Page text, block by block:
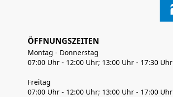
ÖFFNUNGSZEITEN
Montag - Donnerstag
07:00 Uhr - 12:00 Uhr; 13:00 Uhr - 17:30 Uhr
Freitag
07:00 Uhr - 12:00 Uhr; 13:00 Uhr - 17:00 Uhr